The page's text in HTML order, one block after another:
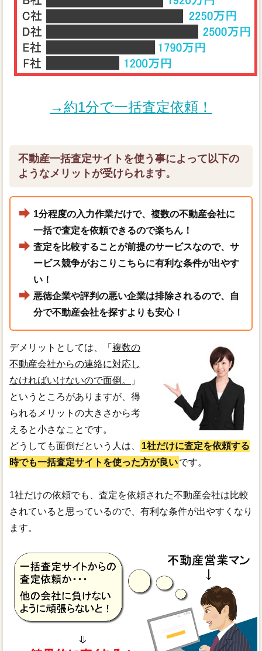
→約1分で一括査定依頼！
不動産一括査定サイトを使う事によって以下の
ようなメリットが受けられます。
1分程度の入力作業だけで、複数の不動産会社に
一括で査定を依頼できるので楽ちん！
査定を比較することが前提のサービスなので、サ
ービス競争がおこりこちらに有利な条件が出やす
い！
悪徳企業や評判の悪い企業は排除されるので、自
分で不動産会社を探すよりも安心！
デメリットとしては、「 複数の
不動産会社からの連絡に対応し
なければいけないので面倒。
」
というところがありますが、得
られるメリットの大きさから考
えると小さなことです。
どうしても面倒だという人は、
1社だけに査定を依頼する
時でも一括査定サイトを使った方が良いです。
1社だけの依頼でも、査定を依頼された不動産会社は比較
されていると思っているので、有利な条件が出やすくなり
ます。